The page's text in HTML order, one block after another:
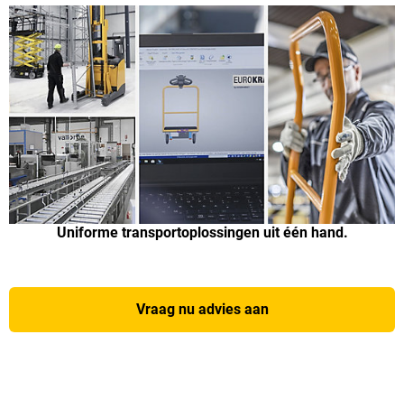
Uniforme transportoplossingen uit één hand.
Vraag nu advies aan